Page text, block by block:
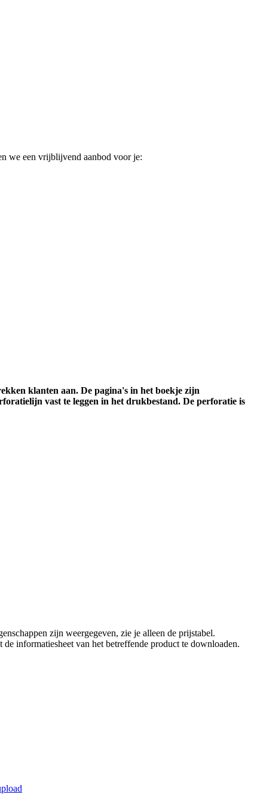
we een vrijblijvend aanbod voor je:
klanten aan. De pagina's in het boekje zijn
vast te leggen in het drukbestand. De perforatie is
zijn weergegeven, zie je alleen de prijstabel.
informatiesheet van het betreffende product te downloaden.